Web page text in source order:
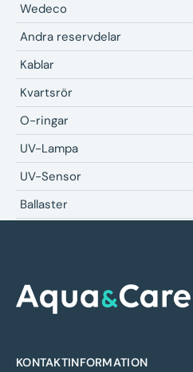
Andra reservdelar
Kablar
Kvartsrör
O-ringar
UV-Lampa
UV-Sensor
Ballaster
Wedeco
KONTAKTINFORMATION